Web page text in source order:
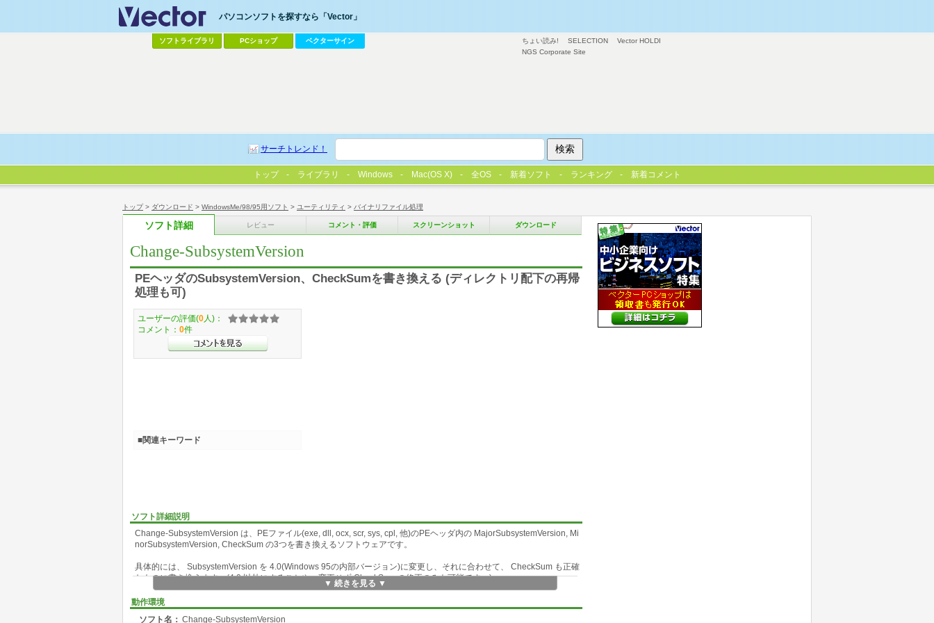
トップ> ダウンロード > WindowsMe/98/95用ソフト > ユーティリティ > バイナリファイル処理
ソフト詳細 レビュー コメント・評価 スクリーンショット ダウンロード
Change-SubsystemVersion
PEヘッダのSubsystemVersion、CheckSumを書き換える (ディレクトリ配下の再帰
処理も可)
ソフト詳細説明
Change-SubsystemVersion は、PEファイル(exe, dll, ocx, scr, sys, cpl, 他)のPEヘッダ内の MajorSubsystemVersion, Mi
norSubsystemVersion, CheckSum の3つを書き換えるソフトウェアです。
具体的には、 SubsystemVersion を 4.0(Windows 95の内部バージョン)に変更し、それに合わせて、 CheckSum も正確
なものに書き換えます。(4.0 以外にすることや、変更せず CheckSum の修正のみも可能です。)
SubsystemVersion を書き換える事により、 Microsoft Visual C++ 2008/2010 等で開発されたものが、 Windows 9x 系
や、 2000 などの古い OS でも動くようになる……かもしれません。(基本的には開発時に細工が必要です。)
▼ 続きを見る ▼
動作環境
ソフト名： Change-SubsystemVersion
ユーザーの評価(0 人)：
コメント： 0件
■関連キーワード
ちょい読み! SELECTION
Vector HOLDI
NGS Corporate Site
パソコンソフトを探すなら「Vector」
ソフトライブラリ PCショップ ベクターサイン
サーチトレンド！
トップ ライブラリ Windows Mac(OS X) 全OS 新着ソフト ランキング 新着コメント